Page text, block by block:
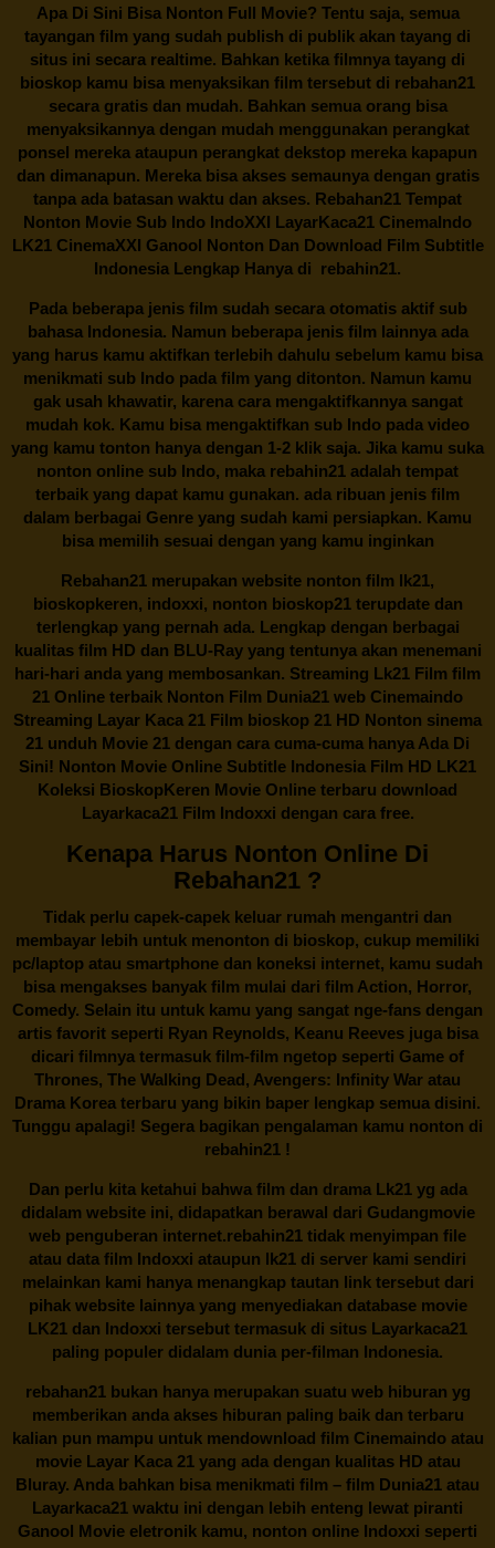
Apa Di Sini Bisa Nonton Full Movie? Tentu saja, semua
tayangan film yang sudah publish di publik akan tayang di
situs ini secara realtime. Bahkan ketika filmnya tayang di
bioskop kamu bisa menyaksikan film tersebut di rebahan21
secara gratis dan mudah. Bahkan semua orang bisa
menyaksikannya dengan mudah menggunakan perangkat
ponsel mereka ataupun perangkat dekstop mereka kapapun
dan dimanapun. Mereka bisa akses semaunya dengan gratis
tanpa ada batasan waktu dan akses. Rebahan21 Tempat
Nonton Movie Sub Indo IndoXXI LayarKaca21 CinemaIndo
LK21 CinemaXXI Ganool Nonton Dan Download Film Subtitle
Indonesia Lengkap Hanya di rebahin21.
Pada beberapa jenis film sudah secara otomatis aktif sub
bahasa Indonesia. Namun beberapa jenis film lainnya ada
yang harus kamu aktifkan terlebih dahulu sebelum kamu bisa
menikmati sub Indo pada film yang ditonton. Namun kamu
gak usah khawatir, karena cara mengaktifkannya sangat
mudah kok. Kamu bisa mengaktifkan sub Indo pada video
yang kamu tonton hanya dengan 1-2 klik saja. Jika kamu suka
nonton online sub Indo, maka rebahin21 adalah tempat
terbaik yang dapat kamu gunakan. ada ribuan jenis film
dalam berbagai Genre yang sudah kami persiapkan. Kamu
bisa memilih sesuai dengan yang kamu inginkan
Rebahan21 merupakan website nonton film lk21,
bioskopkeren, indoxxi, nonton bioskop21 terupdate dan
terlengkap yang pernah ada. Lengkap dengan berbagai
kualitas film HD dan BLU-Ray yang tentunya akan menemani
hari-hari anda yang membosankan. Streaming Lk21 Film film
21 Online terbaik Nonton Film Dunia21 web Cinemaindo
Streaming Layar Kaca 21 Film bioskop 21 HD Nonton sinema
21 unduh Movie 21 dengan cara cuma-cuma hanya Ada Di
Sini! Nonton Movie Online Subtitle Indonesia Film HD LK21
Koleksi BioskopKeren Movie Online terbaru download
Layarkaca21 Film Indoxxi dengan cara free.
Kenapa Harus Nonton Online Di
Rebahan21 ?
Tidak perlu capek-capek keluar rumah mengantri dan
membayar lebih untuk menonton di bioskop, cukup memiliki
pc/laptop atau smartphone dan koneksi internet, kamu sudah
bisa mengakses banyak film mulai dari film Action, Horror,
Comedy. Selain itu untuk kamu yang sangat nge-fans dengan
artis favorit seperti Ryan Reynolds, Keanu Reeves juga bisa
dicari filmnya termasuk film-film ngetop seperti Game of
Thrones, The Walking Dead, Avengers: Infinity War atau
Drama Korea terbaru yang bikin baper lengkap semua disini.
Tunggu apalagi! Segera bagikan pengalaman kamu nonton di
rebahin21 !
Dan perlu kita ketahui bahwa film dan dramaLk21yg ada
didalam website ini, didapatkan berawal dari Gudangmovie
web penguberan internet.rebahin21 tidak menyimpan file
atau data film Indoxxi ataupun lk21 di server kami sendiri
melainkan kami hanya menangkap tautan link tersebut dari
pihak website lainnya yang menyediakan database movie
LK21 dan Indoxxi tersebut termasuk di situs Layarkaca21
paling populer didalam dunia per-filman Indonesia.
rebahan21bukan hanya merupakan suatu web hiburan yg
memberikan anda akses hiburan paling baik dan terbaru
kalian pun mampu untuk mendownload film Cinemaindo atau
movie Layar Kaca 21 yang ada dengan kualitas HD atau
Bluray. Anda bahkan bisa menikmati film – film Dunia21 atau
Layarkaca21 waktu ini dengan lebih enteng lewat piranti
Ganool Movie eletronik kamu, nonton online Indoxxi seperti